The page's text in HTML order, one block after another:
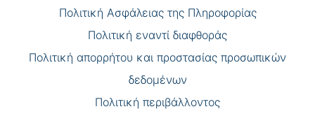
Πολιτική Ασφάλειας της Πληροφορίας
Πολιτική εναντί διαφθοράς
Πολιτική απορρήτου και προστασίας προσωπικών
δεδομένων
Πολιτική περιβάλλοντος